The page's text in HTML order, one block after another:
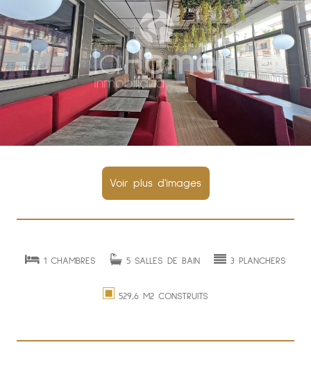
1 CHAMBRES 5 SALLES DE BAIN 3 PLANCHERS
529,6 M2 CONSTRUITS